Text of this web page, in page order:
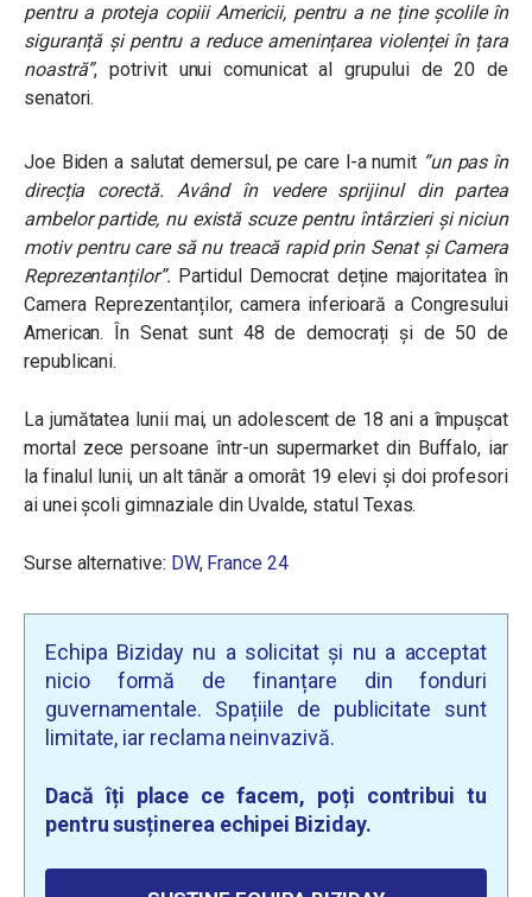
pentru a proteja copiii Americii, pentru a ne ține școlile în
siguranță și pentru a reduce amenințarea violenței în țara
noastră”, potrivit unui comunicat al grupului de 20 de
senatori.
Joe Biden a salutat demersul, pe care l-a numit ”un pas în
direcția corectă. Având în vedere sprijinul din partea
ambelor partide, nu există scuze pentru întârzieri și niciun
motiv pentru care să nu treacă rapid prin Senat și Camera
Reprezentanților”. Partidul Democrat deține majoritatea în
Camera Reprezentanților, camera inferioară a Congresului
American. În Senat sunt 48 de democrați și de 50 de
republicani.
La jumătatea lunii mai, un adolescent de 18 ani a împușcat
mortal zece persoane într-un supermarket din Buffalo, iar
la finalul lunii, un alt tânăr a omorât 19 elevi și doi profesori
ai unei școli gimnaziale din Uvalde, statul Texas.
Surse alternative: DW, France 24
Echipa Biziday nu a solicitat și nu a acceptat
nicio formă de finanțare din fonduri
guvernamentale. Spațiile de publicitate sunt
limitate, iar reclama neinvazivă.
Dacă îți place ce facem, poți contribui tu
pentru susținerea echipei Biziday.